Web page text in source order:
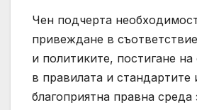
Чен подчерта
привеждане в
и политиките, постигане на
в правилата и стандартите
благоприятна правна среда